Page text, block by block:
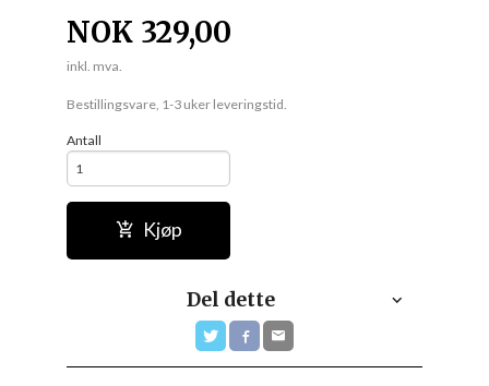
NOK 329,00
inkl. mva.
Bestillingsvare, 1-3 uker leveringstid.
Antall
Kjøp
Del dette